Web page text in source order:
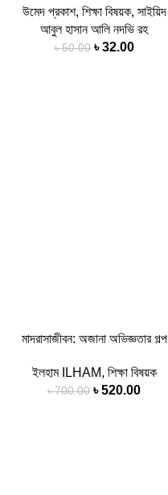
উমেদ প্রকাশ, শিক্ষা বিষয়ক, সাইয়িদ
আবুল হাসান আলি নদভি রহ
৳50.00 ৳32.00
মাদরাসাজীবন: অজানা অভিজ্ঞতার গল্প
ইলহাম ILHAM, শিক্ষা বিষয়ক
৳700.00 ৳520.00